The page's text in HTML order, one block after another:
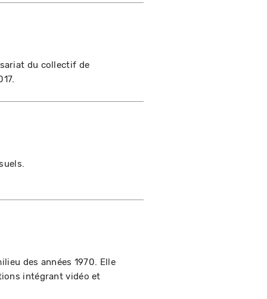
du collectif de
des années 1970. Elle
intégrant vidéo et